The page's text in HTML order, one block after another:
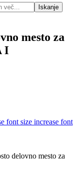
Iskanje
mesto za
I
increase font
delovno mesto za